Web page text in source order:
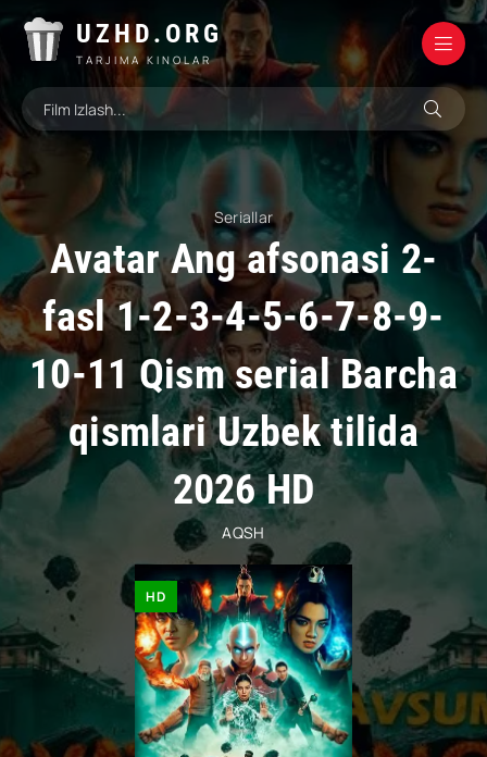
UZHD.ORG
TARJIMA KINOLAR
Seriallar
Avatar Ang afsonasi 2-
fasl 1-2-3-4-5-6-7-8-9-
10-11 Qism serial Barcha
qismlari Uzbek tilida
2026 HD
AQSH
HD